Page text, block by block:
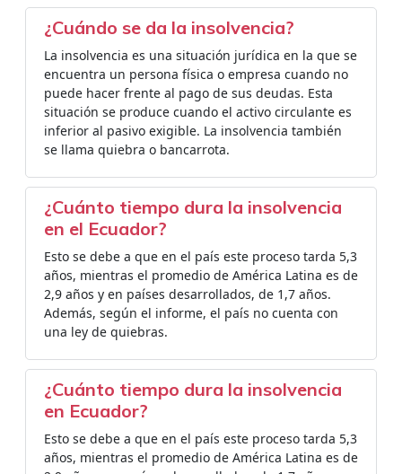
¿Cuándo se da la insolvencia?
La insolvencia es una situación jurídica en la que se
encuentra un persona física o empresa cuando no
puede hacer frente al pago de sus deudas. Esta
situación se produce cuando el activo circulante es
inferior al pasivo exigible. La insolvencia también
se llama quiebra o bancarrota.
¿Cuánto tiempo dura la insolvencia
en el Ecuador?
Esto se debe a que en el país este proceso tarda 5,3
años, mientras el promedio de América Latina es de
2,9 años y en países desarrollados, de 1,7 años.
Además, según el informe, el país no cuenta con
una ley de quiebras.
¿Cuánto tiempo dura la insolvencia
en Ecuador?
Esto se debe a que en el país este proceso tarda 5,3
años, mientras el promedio de América Latina es de